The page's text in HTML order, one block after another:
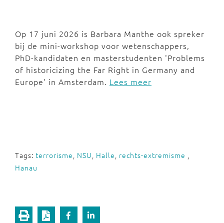
Op 17 juni 2026 is Barbara Manthe ook spreker
bij de mini-workshop voor wetenschappers,
PhD-kandidaten en masterstudenten 'Problems
of historicizing the Far Right in Germany and
Europe' in Amsterdam. Lees meer
Tags: terrorisme, NSU, Halle, rechts-extremisme ,
Hanau